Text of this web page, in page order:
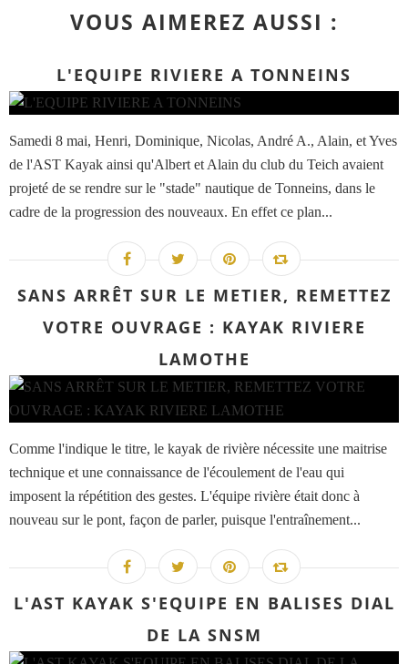
VOUS AIMEREZ AUSSI :
L'EQUIPE RIVIERE A TONNEINS
Samedi 8 mai, Henri, Dominique, Nicolas, André A., Alain, et Yves
de l'AST Kayak ainsi qu'Albert et Alain du club du Teich avaient
projeté de se rendre sur le "stade" nautique de Tonneins, dans le
cadre de la progression des nouveaux. En effet ce plan...
SANS ARRÊT SUR LE METIER, REMETTEZ
VOTRE OUVRAGE : KAYAK RIVIERE
LAMOTHE
Comme l'indique le titre, le kayak de rivière nécessite une maitrise
technique et une connaissance de l'écoulement de l'eau qui
imposent la répétition des gestes. L'équipe rivière était donc à
nouveau sur le pont, façon de parler, puisque l'entraînement...
L'AST KAYAK S'EQUIPE EN BALISES DIAL
DE LA SNSM